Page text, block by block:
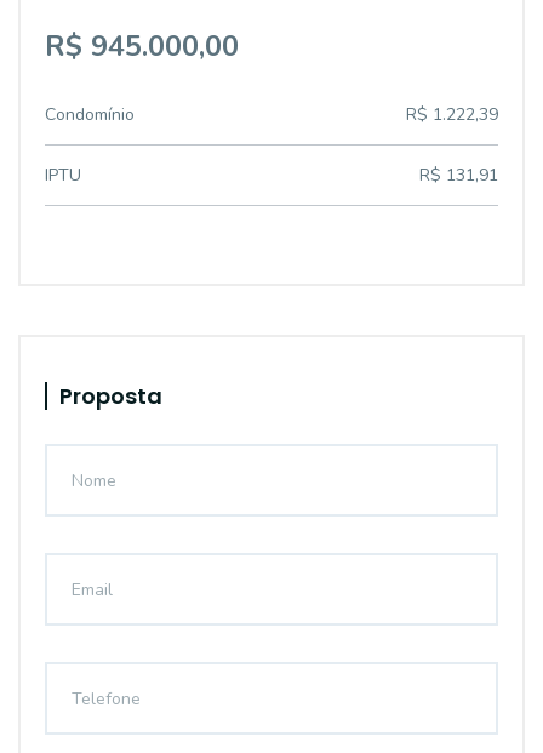
R$ 945.000,00
Condomínio R$ 1.222,39
IPTU R$ 131,91
Proposta